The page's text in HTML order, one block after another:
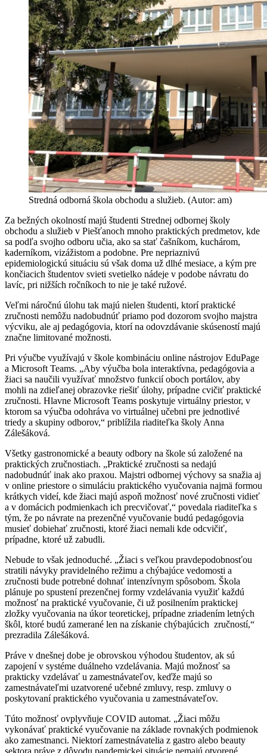
Stredná odborná škola obchodu a služieb. (Autor: am)
Za bežných okolností majú študenti Strednej odbornej školy
obchodu a služieb v Piešťanoch mnoho praktických predmetov, kde
sa podľa svojho odboru učia, ako sa stať čašníkom, kuchárom,
kaderníkom, vizážistom a podobne. Pre nepriaznivú
epidemiologickú situáciu sú však doma už dlhé mesiace, a kým pre
končiacich študentov svieti svetielko nádeje v podobe návratu do
lavíc, pri nižších ročníkoch to nie je také ružové.
Veľmi náročnú úlohu tak majú nielen študenti, ktorí praktické
zručnosti nemôžu nadobudnúť priamo pod dozorom svojho majstra
výcviku, ale aj pedagógovia, ktorí na odovzdávanie skúseností majú
značne limitované možnosti.
Pri výučbe využívajú v škole kombináciu online nástrojov EduPage
a Microsoft Teams. „Aby výučba bola interaktívna, pedagógovia a
žiaci sa naučili využívať množstvo funkcií oboch portálov, aby
mohli na zdieľanej obrazovke riešiť úlohy, prípadne cvičiť praktické
zručnosti. Hlavne Microsoft Teams poskytuje virtuálny priestor, v
ktorom sa výučba odohráva vo virtuálnej učebni pre jednotlivé
triedy a skupiny odborov,“ priblížila riaditeľka školy Anna
Zálešáková.
Všetky gastronomické a beauty odbory na škole sú založené na
praktických zručnostiach. „Praktické zručnosti sa nedajú
nadobudnúť inak ako praxou. Majstri odbornej výchovy sa snažia aj
v online priestore o simuláciu praktického vyučovania najmä formou
krátkych videí, kde žiaci majú aspoň možnosť nové zručnosti vidieť
a v domácich podmienkach ich precvičovať,“ povedala riaditeľka s
tým, že po návrate na prezenčné vyučovanie budú pedagógovia
musieť dobiehať zručnosti, ktoré žiaci nemali kde odcvičiť,
prípadne, ktoré už zabudli.
Nebude to však jednoduché. „Žiaci s veľkou pravdepodobnosťou
stratili návyky pravidelného režimu a chýbajúce vedomosti a
zručnosti bude potrebné dohnať intenzívnym spôsobom. Škola
plánuje po spustení prezenčnej formy vzdelávania využiť každú
možnosť na praktické vyučovanie, či už posilnením praktickej
zložky vyučovania na úkor teoretickej, prípadne zriadením letných
škôl, ktoré budú zamerané len na získanie chýbajúcich zručností,“
prezradila Zálešáková.
Práve v dnešnej dobe je obrovskou výhodou študentov, ak sú
zapojení v systéme duálneho vzdelávania. Majú možnosť sa
prakticky vzdelávať u zamestnávateľov, keďže majú so
zamestnávateľmi uzatvorené učebné zmluvy, resp. zmluvy o
poskytovaní praktického vyučovania u zamestnávateľov.
Túto možnosť ovplyvňuje COVID automat. „Žiaci môžu
vykonávať praktické vyučovanie na základe rovnakých podmienok
ako zamestnanci. Niektorí zamestnávatelia z gastro alebo beauty